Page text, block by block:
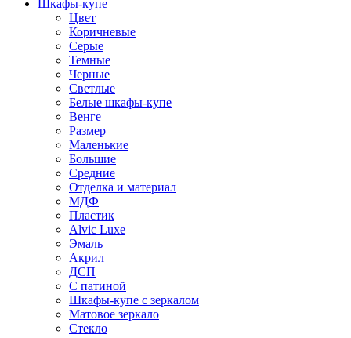
Шкафы-купе
Цвет
Коричневые
Серые
Темные
Черные
Светлые
Белые шкафы-купе
Венге
Размер
Маленькие
Большие
Средние
Отделка и материал
МДФ
Пластик
Alvic Luxe
Эмаль
Акрил
ДСП
С патиной
Шкафы-купе с зеркалом
Матовое зеркало
Стекло